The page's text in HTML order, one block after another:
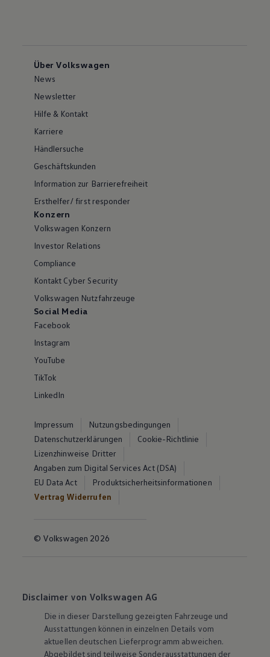
Über Volkswagen
News
Newsletter
Hilfe & Kontakt
Karriere
Händlersuche
Geschäftskunden
Information zur Barrierefreiheit
Ersthelfer/ first responder
Konzern
Volkswagen Konzern
Investor Relations
Compliance
Kontakt Cyber Security
Volkswagen Nutzfahrzeuge
Social Media
Facebook
Instagram
YouTube
TikTok
LinkedIn
Impressum
Nutzungsbedingungen
Datenschutzerklärungen
Cookie-Richtlinie
Lizenzhinweise Dritter
Angaben zum Digital Services Act (DSA)
EU Data Act
Produktsicherheitsinformationen
Vertrag Widerrufen
© Volkswagen 2026
Disclaimer von Volkswagen AG
Die in dieser Darstellung gezeigten Fahrzeuge und
Ausstattungen können in einzelnen Details vom
aktuellen deutschen Lieferprogramm abweichen.
Abgebildet sind teilweise Sonderausstattungen der